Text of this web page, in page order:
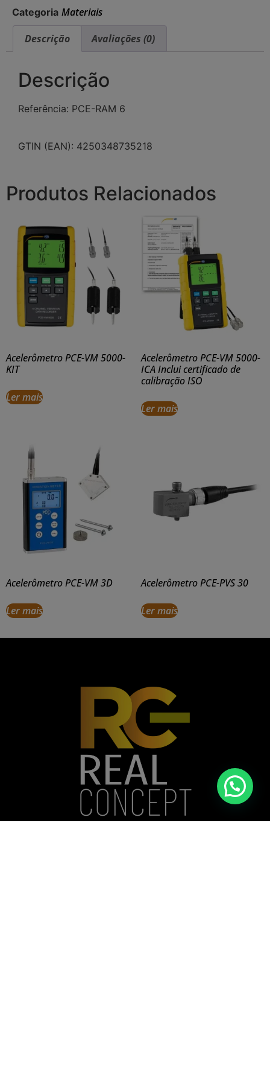
Categoria Materiais
Descrição
Avaliações (0)
Descrição
Referência: PCE-RAM 6
GTIN (EAN): 4250348735218
Produtos Relacionados
Acelerômetro PCE-VM 5000-
KIT
Ler mais
Acelerômetro PCE-VM 5000-
ICA Inclui certificado de
calibração ISO
Ler mais
Acelerômetro PCE-VM 3D
Ler mais
Acelerômetro PCE-PVS 30
Ler mais